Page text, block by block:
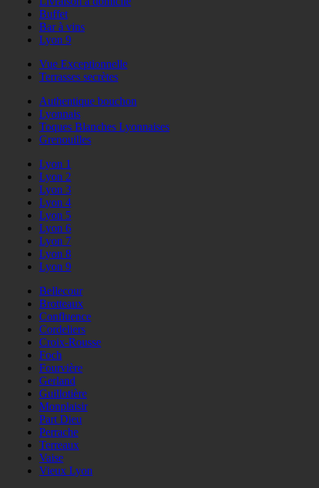
Buffet
Bar à vins
Lyon 9
Vue Exceptionnelle
Terrasses secrètes
Authentique bouchon
Lyonnais
Toques Blanches Lyonnaises
Grenouilles
Lyon 1
Lyon 2
Lyon 3
Lyon 4
Lyon 5
Lyon 6
Lyon 7
Lyon 8
Lyon 9
Bellecour
Brotteaux
Confluence
Cordeliers
Croix-Rousse
Foch
Fourvière
Gerland
Guillotière
Monplaisir
Part Dieu
Perrache
Terreaux
Vaise
Vieux Lyon